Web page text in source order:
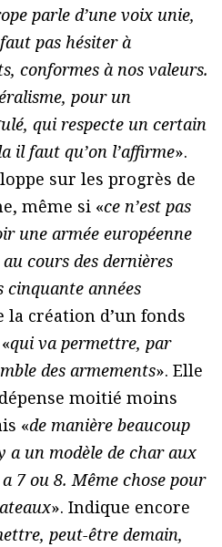
parle d’une voix unie,
pas hésiter à
conformes à nos valeurs.
pour un
qui respecte un certain
il faut qu’on l’affirme».
sur les progrès de
même si «ce n’est pas
une armée européenne
cours des dernières
cinquante années
la création d’un fonds
qui va permettre, par
des armements». Elle
moitié moins
«de manière beaucoup
a un modèle de char aux
7 ou 8. Même chose pour
». Indique encore
peut-être demain,